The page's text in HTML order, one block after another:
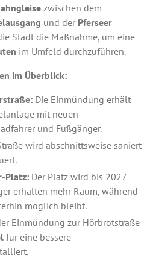
zwischen dem
und der Pferseer
Stadt die Maßnahme, um eine
im Umfeld durchzuführen.
im Überblick:
Die Einmündung erhält
mit neuen
und Fußgänger.
wird abschnittsweise saniert
Platz: Der Platz wird bis 2027
erhalten mehr Raum, während
möglich bleibt.
Einmündung zur Hörbrotstraße
für eine bessere